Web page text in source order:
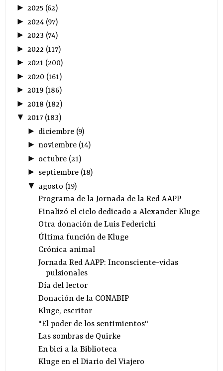
►2025 (62)
► 2024 (97)
►2023 (74)
► 2022 (117)
►2021 (200)
► 2020 (161)
►2019 (186)
► 2018 (182)
▼2017(183)
► diciembre(9)
► noviembre(14)
► octubre(21)
► septiembre(18)
▼ agosto (19)
Programa de la Jornada de la Red AAPP
Finalizó el ciclo dedicado a Alexander Kluge
Otra donación de Luis Federichi
Última función de Kluge
Crónica animal
Jornada Red AAPP: Inconsciente-vidas
pulsionales
Día del lector
Donación de la CONABIP
Kluge, escritor
"El poder de los sentimientos"
Las sombras de Quirke
En bici a la Biblioteca
Kluge en el Diario del Viajero